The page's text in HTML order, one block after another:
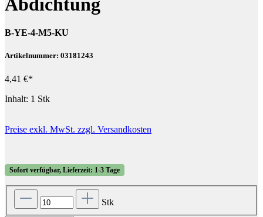
B-YE-4-M5-KU
Artikelnummer: 03181243
4,41 €*
Inhalt: 1 Stk
Preise exkl. MwSt. zzgl. Versandkosten
Sofort verfügbar, Lieferzeit: 1-3 Tage
Stk